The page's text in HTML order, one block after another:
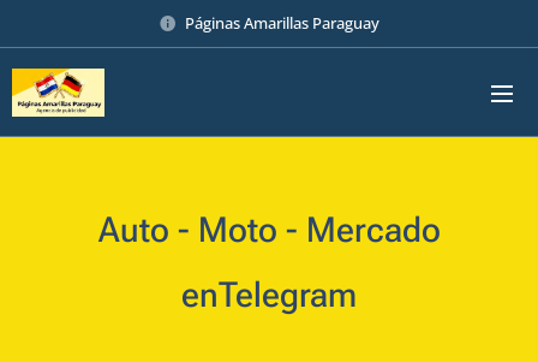
Páginas Amarillas Paraguay
Auto - Moto - Mercado
enTelegram